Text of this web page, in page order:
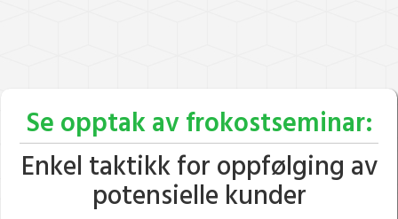
Se opptak av frokostseminar:
Enkel taktikk for oppfølging av
potensielle kunder